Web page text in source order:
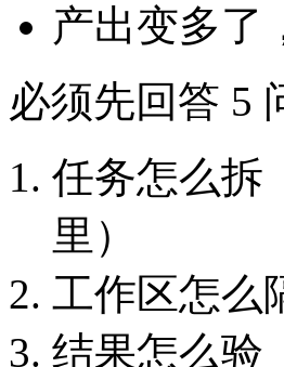
产出变多了
必须先回答 5
任务怎么拆
里）
工作区怎么
结果怎么验